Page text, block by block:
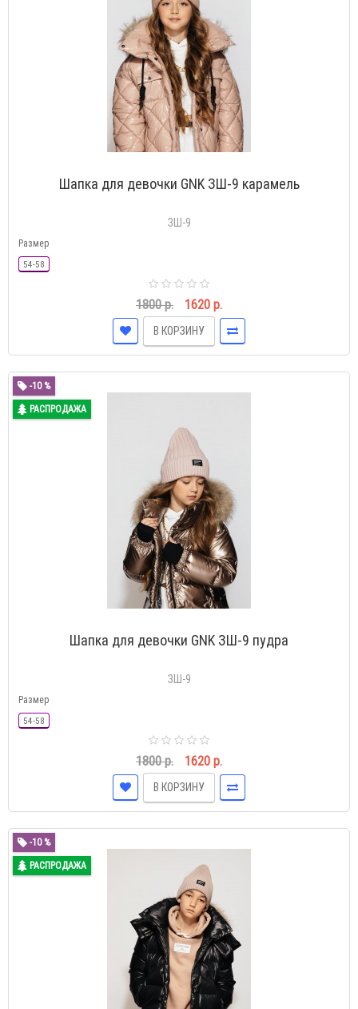
Шапка для девочки GNK ЗШ-9 карамель
ЗШ-9
Размер
54-58
1800 р. 1620 р.
В КОРЗИНУ
-10 %
РАСПРОДАЖА
Шапка для девочки GNK ЗШ-9 пудра
ЗШ-9
Размер
54-58
1800 р. 1620 р.
В КОРЗИНУ
-10 %
РАСПРОДАЖА